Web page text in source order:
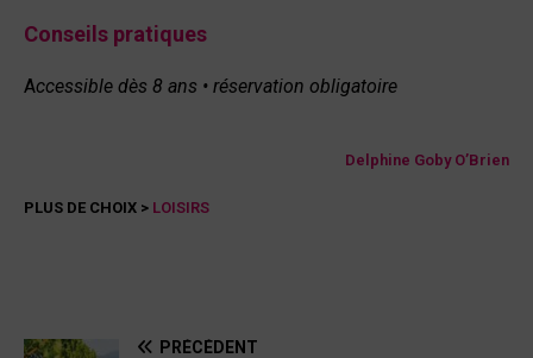
Conseils pratiques
Accessible dès 8 ans • réservation obligatoire
Delphine Goby O’Brien
PLUS DE CHOIX > LOISIRS
PRÉCÉDENT